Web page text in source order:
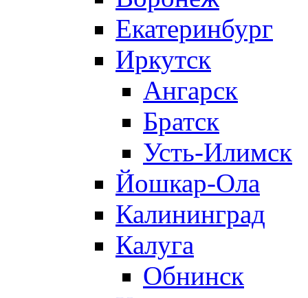
Екатеринбург
Иркутск
Ангарск
Братск
Усть-Илимск
Йошкар-Ола
Калининград
Калуга
Обнинск